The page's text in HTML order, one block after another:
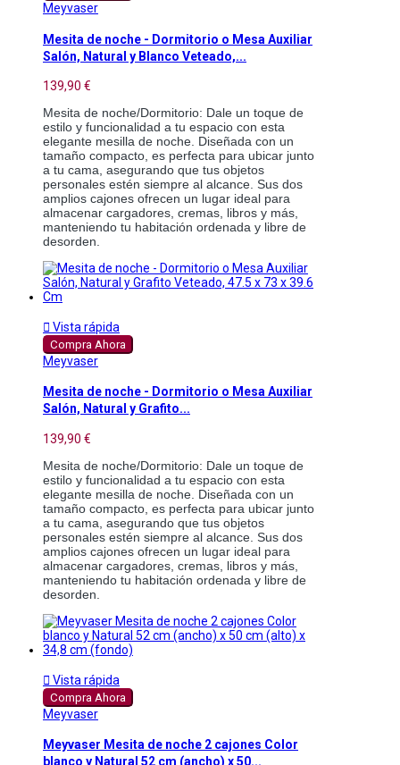
Meyvaser
Mesita de noche - Dormitorio o Mesa Auxiliar
Salón, Natural y Blanco Veteado,...
139,90 €
Mesita de noche/Dormitorio: Dale un toque de
estilo y funcionalidad a tu espacio con esta
elegante mesilla de noche. Diseñada con un
tamaño compacto, es perfecta para ubicar junto
a tu cama, asegurando que tus objetos
personales estén siempre al alcance. Sus dos
amplios cajones ofrecen un lugar ideal para
almacenar cargadores, cremas, libros y más,
manteniendo tu habitación ordenada y libre de
desorden.
 Vista rápida
Compra Ahora
Meyvaser
Mesita de noche - Dormitorio o Mesa Auxiliar
Salón, Natural y Grafito...
139,90 €
Mesita de noche/Dormitorio: Dale un toque de
estilo y funcionalidad a tu espacio con esta
elegante mesilla de noche. Diseñada con un
tamaño compacto, es perfecta para ubicar junto
a tu cama, asegurando que tus objetos
personales estén siempre al alcance. Sus dos
amplios cajones ofrecen un lugar ideal para
almacenar cargadores, cremas, libros y más,
manteniendo tu habitación ordenada y libre de
desorden.
 Vista rápida
Compra Ahora
Meyvaser
Meyvaser Mesita de noche 2 cajones Color
blanco y Natural 52 cm (ancho) x 50...